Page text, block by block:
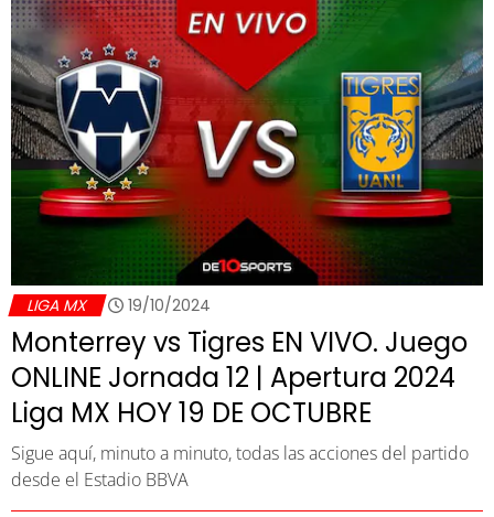
LIGA MX 19/10/2024
Monterrey vs Tigres EN VIVO. Juego
ONLINE Jornada 12 | Apertura 2024
Liga MX HOY 19 DE OCTUBRE
Sigue aquí, minuto a minuto, todas las acciones del partido
desde el Estadio BBVA